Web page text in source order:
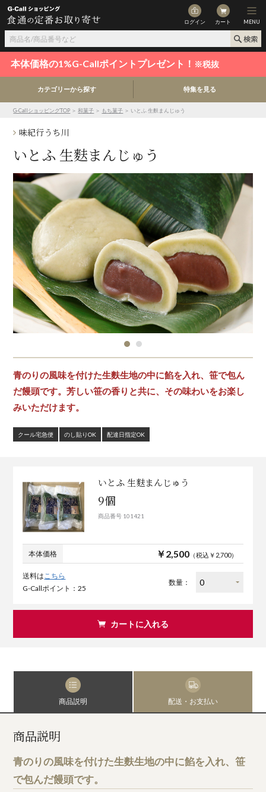
ログイン カート MENU
本体価格の1%G-Callポイントプレゼント！ ※税抜
カテゴリーから探す 特集を見る
G-CallショッピングTOP ＞和菓子 ＞ もち菓子 ＞ いとふ 生麩まんじゅう
味紀行うち川
いとふ 生麩まんじゅう
青のりの風味を付けた生麩生地の中に餡を入れ、笹で包ん
だ饅頭です。芳しい笹の香りと共に、その味わいをお楽し
みいただけます。
クール宅急便 のし貼りOK 配達日指定OK
いとふ 生麩まんじゅう
9個
商品番号 101421
本体価格 ￥2,500（税込￥2,700）
送料はこちら
G-Callポイント：25
数量：
カートに入れる
商品説明 配送・お支払い
商品説明
青のりの風味を付けた生麩生地の中に餡を入れ、笹
で包んだ饅頭です。